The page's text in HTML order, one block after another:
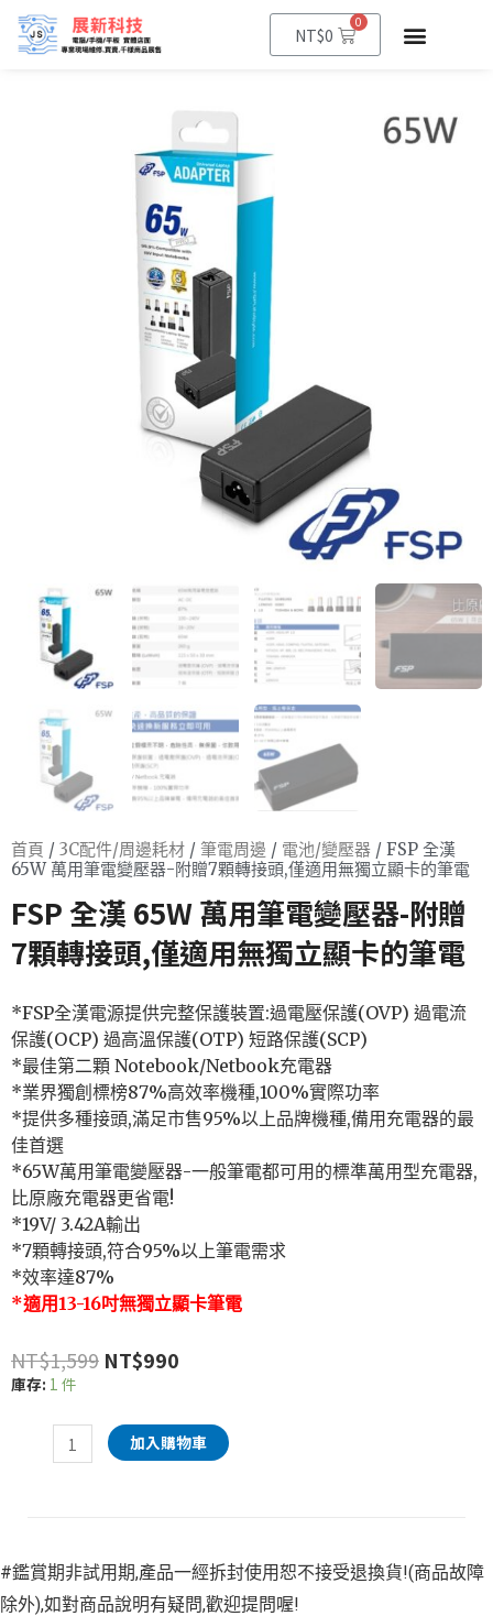
NT$0
0
首頁 / 3C配件/周邊耗材 / 筆電周邊 / 電池/變壓器 / FSP 全漢
65W 萬用筆電變壓器-附贈7顆轉接頭,僅適用無獨立顯卡的筆電
FSP 全漢 65W 萬用筆電變壓器-附贈
7顆轉接頭,僅適用無獨立顯卡的筆電
*FSP全漢電源提供完整保護裝置:過電壓保護(OVP) 過電流
保護(OCP) 過高溫保護(OTP) 短路保護(SCP)
*最佳第二顆 Notebook/Netbook充電器
*業界獨創標榜87%高效率機種,100%實際功率
*提供多種接頭,滿足市售95%以上品牌機種,備用充電器的最
佳首選
*65W萬用筆電變壓器-一般筆電都可用的標準萬用型充電器,
比原廠充電器更省電!
*19V/ 3.42A輸出
*7顆轉接頭,符合95%以上筆電需求
*效率達87%
*適用13-16吋無獨立顯卡筆電
NT$1,599 NT$990
庫存: 1 件
加入購物車
#鑑賞期非試用期,產品一經拆封使用恕不接受退換貨!(商品故障
除外),如對商品說明有疑問,歡迎提問喔!